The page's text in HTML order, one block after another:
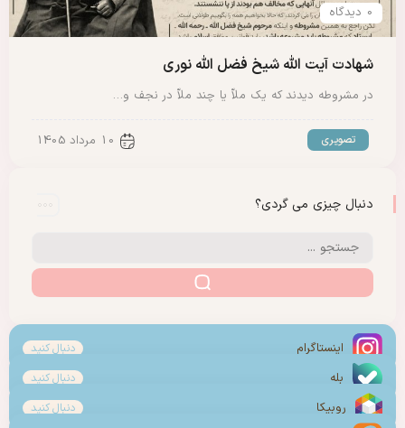
0 دیدگاه
شهادت آیت الله شیخ فضل الله نوری
در مشروطه دیدند که یک ملاّ یا چند ملاّ در نجف و…
تصویری 10 مرداد 1405
دنبال چیزی می گردی؟
اینستاگرام دنبال کنید
بله دنبال کنید
روبیکا دنبال کنید